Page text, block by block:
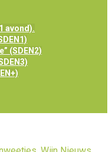
avond).
(SDEN2)